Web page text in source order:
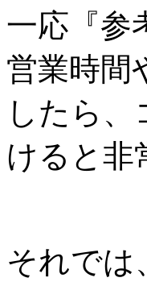
一応『参
営業時間
したら、
けると非
それでは